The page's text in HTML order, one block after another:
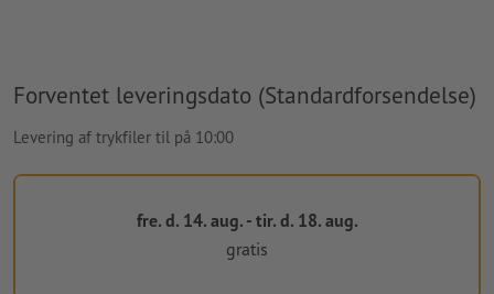
Forventet leveringsdato (Standardforsendelse)
Levering af trykfiler til på 10:00
fre. d. 14. aug. - tir. d. 18. aug.
gratis